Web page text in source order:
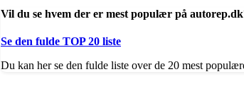
Vil du se hvem der er mest populær på
Se den fulde TOP 20 liste
Du kan her se den fulde liste over de 20 mest